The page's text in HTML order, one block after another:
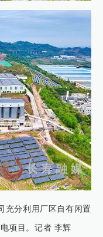
充分利用厂区自有闲置
项目。记者 李辉